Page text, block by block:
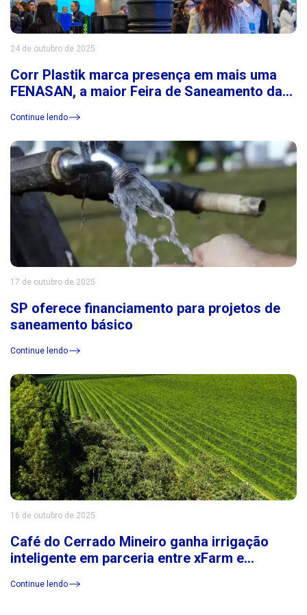
24 de outubro de 2025
Corr Plastik marca presença em mais uma
FENASAN, a maior Feira de Saneamento da
Continue lendo
17 de outubro de 2025
SP oferece financiamento para projetos de
saneamento básico
Continue lendo
16 de outubro de 2025
Café do Cerrado Mineiro ganha irrigação
inteligente em parceria entre xFarm e
Continue lendo